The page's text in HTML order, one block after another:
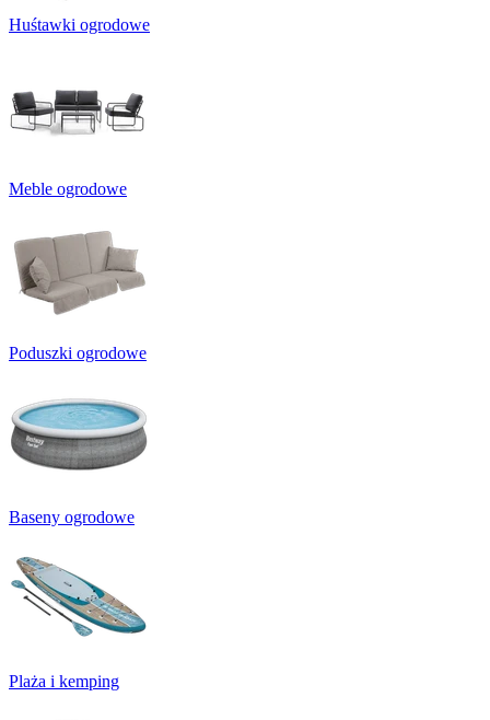
Huśtawki ogrodowe
Meble ogrodowe
Poduszki ogrodowe
Baseny ogrodowe
Plaża i kemping